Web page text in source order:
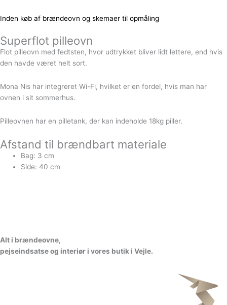
Inden køb af brændeovn og skemaer til opmåling
Superflot pilleovn
Flot pilleovn med fedtsten, hvor udtrykket bliver lidt lettere, end hvis
den havde været helt sort.
Mona Nis har integreret Wi-Fi, hvilket er en fordel, hvis man har
ovnen i sit sommerhus.
Pilleovnen har en pilletank, der kan indeholde 18kg piller.
Afstand til brændbart materiale
Bag: 3 cm
Side: 40 cm
Alt i brændeovne,
pejseindsatseog interiør i vores butik i Vejle.